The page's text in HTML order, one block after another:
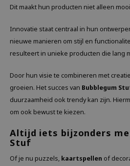
Dit maakt hun producten niet alleen
Innovatie staat centraal in hun
nieuwe manieren om stijl en
resulteert in unieke producten die lang
Door hun visie te combineren met
groeien. Het succes van Bubblegum
duurzaamheid ook trendy kan zijn.
om ook bewust te kiezen.
Altijd iets bijzonders
Stuf
Of je nu puzzels, kaartspellen of